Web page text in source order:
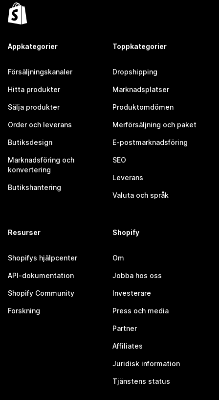
Appkategorier
Försäljningskanaler
Hitta produkter
Sälja produkter
Order och leverans
Butiksdesign
Marknadsföring och
konvertering
Butikshantering
Toppkategorier
Dropshipping
Marknadsplatser
Produktomdömen
Merförsäljning och paket
E-postmarknadsföring
SEO
Leverans
Valuta och språk
Resurser
Shopifys hjälpcenter
API-dokumentation
Shopify Community
Forskning
Shopify
Om
Jobba hos oss
Investerare
Press och media
Partner
Affiliates
Juridisk information
Tjänstens status